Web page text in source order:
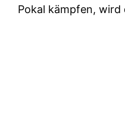
Pokal kämpfen, wird